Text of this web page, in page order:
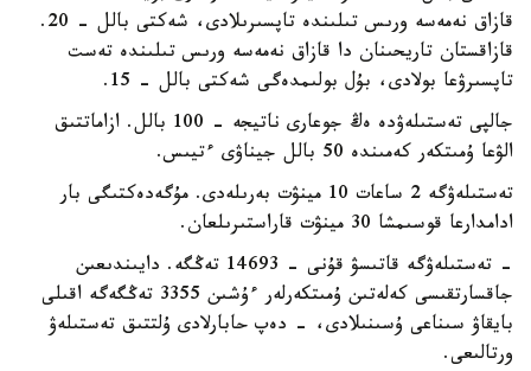
قازاق نەمەسە ورىس تىلىندە تاپسىرىلادى، شەكتى بالل - 20.
قازاقستان تاريحىنان دا قازاق نەمەسە ورىس تىلىندە تەست
تاپسىرۋعا بولادى، بۇل بولىمدەگى شەكتى بالل - 15.
جالپى تەستىلەۋدە ەڭ جوعارى ناتيجە - 100 بالل. ازاماتتىق
الۋعا ۇمىتكەر كەمىندە 50 بالل جيناۋى ءتيىس.
تەستىلەۋگە 2 ساعات 10 مينۋت بەرىلەدى. مۇگەدەكتىگى بار
ادامدارعا قوسىمشا 30 مينۋت قاراستىرىلعان.
- تەستىلەۋگە قاتىسۋ قۇنى - 14693 تەڭگە. دايىندىعىن
جاقسارتقىسى كەلەتىن ۇمىتكەرلەر ءۇشىن 3355 تەڭگەگە اقىلى
بايقاۋ سىناعى ۇسىنىلادى، - دەپ حابارلادى ۇلتتىق تەستىلەۋ
ورتالىعى.